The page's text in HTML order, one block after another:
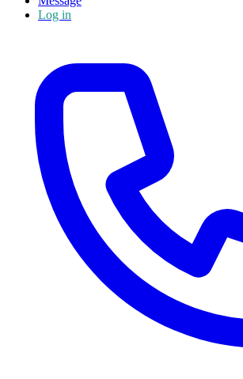
Log in